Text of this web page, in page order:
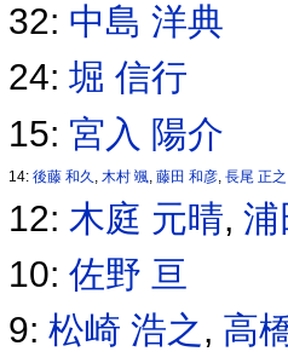
32: 中島 洋典
24:堀 信行
15: 宮入 陽介
14:後藤 和久 木村 颯 ,藤田 和彦 ,長尾 正之
12:木庭 元晴,浦
10:佐野 亘
9:松崎 浩之, 高